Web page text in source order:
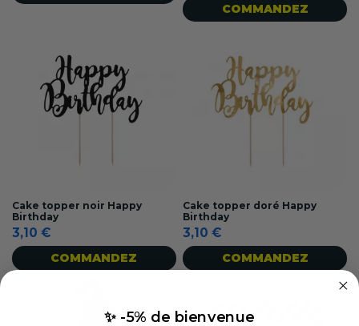
COMMANDEZ
Cake topper noir Happy
Birthday
3,10 €
COMMANDEZ
Cake topper doré Happy
Birthday
3,10 €
COMMANDEZ
✨ -5% de bienvenue